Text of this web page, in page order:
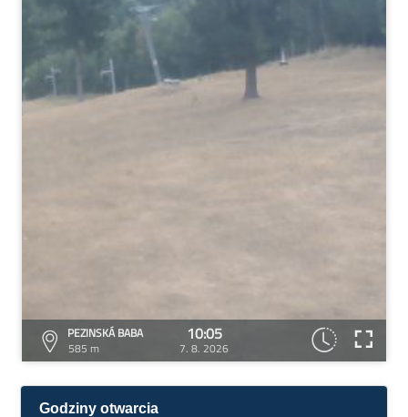
PEZINSKÁ BABA
585 m
10:05
7. 8. 2026
Godziny otwarcia